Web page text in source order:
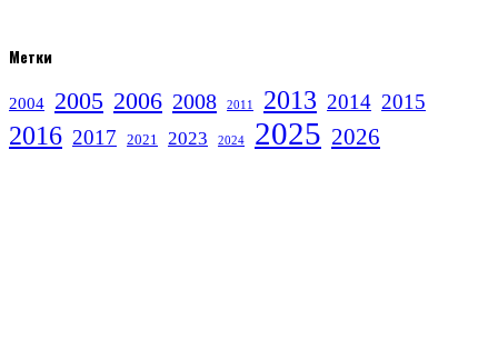
Метки
2004 2005 2006 2008 2011 2013 2014 2015
2016 2017 2021 2023 2024 2025 2026